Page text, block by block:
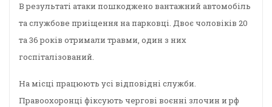
В результаті атаки пошкоджено вантажний автомобіль
та службове приіщення на парковці. Двоє чоловіків 20
та 36 років отримали травми, один з них
госпіталізований.
На місці працюють усі відповідні служби.
Правоохоронці фіксують чергові воєнні злочин и рф